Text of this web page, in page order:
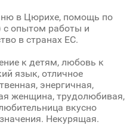
в Цюрихе, помощь по
с опытом работы и
в странах ЕС.
к детям, любовь к
язык, отличное
энергичная,
женщина, трудолюбивая,
вкусно
Некурящая.